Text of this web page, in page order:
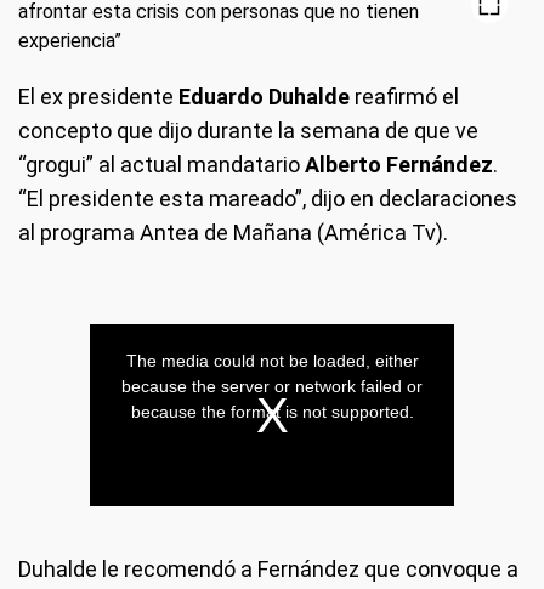
El ex presidente Eduardo Duhalde reafirmó el
concepto que dijo durante la semana de que ve
“grogui” al actual mandatarioAlberto Fernández.
“El presidente esta mareado”, dijo en declaraciones
al programa Antea de Mañana (América Tv).
Duhalde le recomendó a Fernández que convoque a